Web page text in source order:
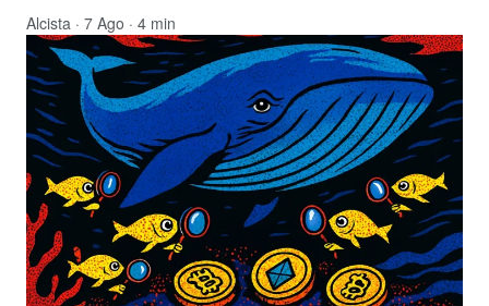
Alcista · 7 Ago · 4 min